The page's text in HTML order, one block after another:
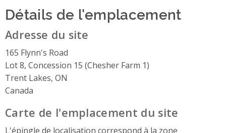
Détails de l'emplacement
Adresse du site
165 Flynn's Road
Lot 8, Concession 15 (Chesher Farm 1)
Trent Lakes, ON
Canada
Carte de l'emplacement du site
L'épingle de localisation correspond à la zone